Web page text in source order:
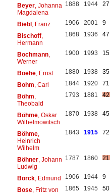
Beyer, Johanna
Magdalena
1888 1944 27
Biebl , Franz 1906 2001
9
Bischoff,
Hermann
1868 1936 47
Bochmann,
Werner
1900 1993 15
Boehe, Ernst 1880 1938
35
Bohm, Carl 1844 1920
71
Böhm,
Theobald
1793 1881 42
Böhme, Oskar
Wilhelmowitsch
1870 1938 45
Böhme,
Heinrich
Wilhelm
1843 1915 72
Böhner, Johann
Ludwig
1787 1860 21
Borck, Edmund 1906 1944
9
Bose, Fritz von 1865 1945
50